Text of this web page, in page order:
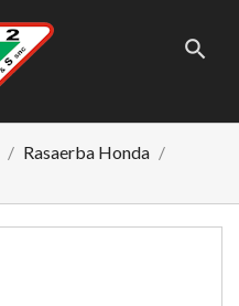
Rasaerba Honda